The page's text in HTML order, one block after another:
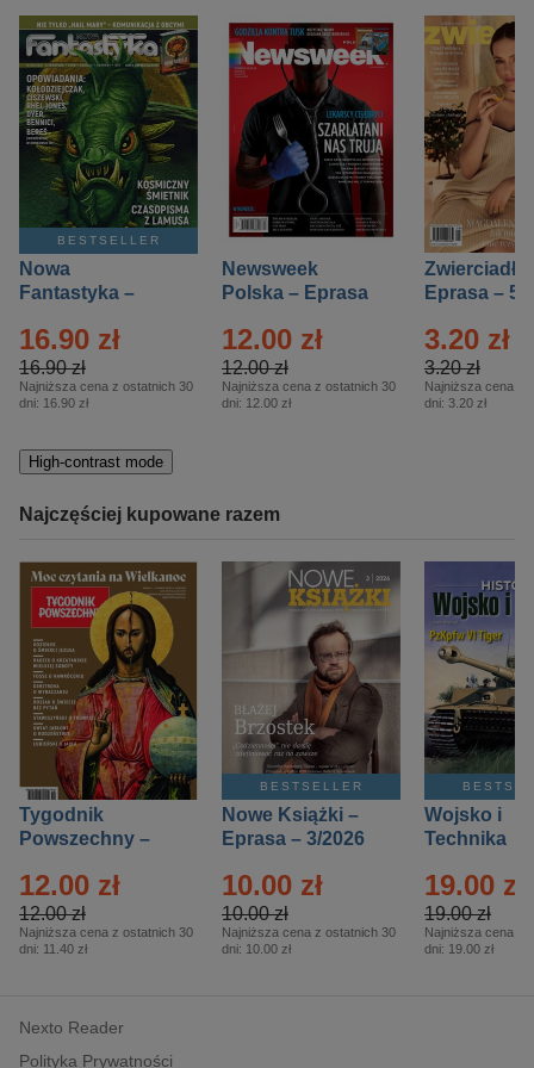
BESTSELLER
Nowa
Fantastyka –
16.90 zł
16.90 zł
Najniższa cena z ostatnich 30
dni: 16.90 zł
Newsweek
Polska – Eprasa
12.00 zł
12.00 zł
Najniższa cena z ostatnich 30
dni: 12.00 zł
Zwierciadło
Eprasa – 5/
3.20 zł
3.20 zł
Najniższa cena z
dni: 3.20 zł
High-contrast mode
Najczęściej kupowane razem
Tygodnik
Powszechny –
12.00 zł
12.00 zł
Najniższa cena z ostatnich 30
dni: 11.40 zł
BESTSELLER
Nowe Książki –
Eprasa – 3/2026
10.00 zł
10.00 zł
Najniższa cena z ostatnich 30
dni: 10.00 zł
Wojsko i
Technika
– 2/2026
19.00 zł
19.00 zł
Najniższa cena z
dni: 19.00 zł
Nexto Reader
Polityka Prywatności